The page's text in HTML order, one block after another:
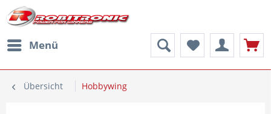
Menü
Übersicht Hobbywing